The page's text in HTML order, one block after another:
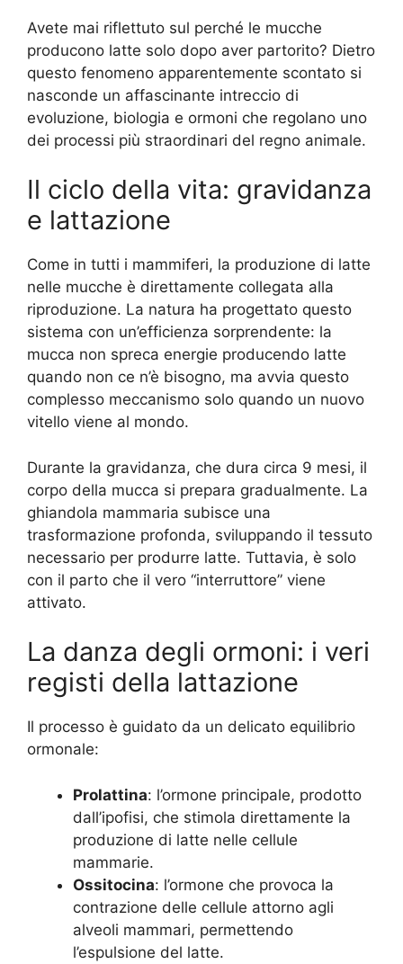
Avete mai riflettuto sul perché le mucche
producono latte solo dopo aver partorito? Dietro
questo fenomeno apparentemente scontato si
nasconde un affascinante intreccio di
evoluzione, biologia e ormoni che regolano uno
dei processi più straordinari del regno animale.
Il ciclo della vita: gravidanza
e lattazione
Come in tutti i mammiferi, la produzione di latte
nelle mucche è direttamente collegata alla
riproduzione. La natura ha progettato questo
sistema con un’efficienza sorprendente: la
mucca non spreca energie producendo latte
quando non ce n’è bisogno, ma avvia questo
complesso meccanismo solo quando un nuovo
vitello viene al mondo.
Durante la gravidanza, che dura circa 9 mesi, il
corpo della mucca si prepara gradualmente. La
ghiandola mammaria subisce una
trasformazione profonda, sviluppando il tessuto
necessario per produrre latte. Tuttavia, è solo
con il parto che il vero “interruttore” viene
attivato.
La danza degli ormoni: i veri
registi della lattazione
Il processo è guidato da un delicato equilibrio
ormonale:
Prolattina: l’ormone principale, prodotto
dall’ipofisi, che stimola direttamente la
produzione di latte nelle cellule
mammarie.
Ossitocina: l’ormone che provoca la
contrazione delle cellule attorno agli
alveoli mammari, permettendo
l’espulsione del latte.